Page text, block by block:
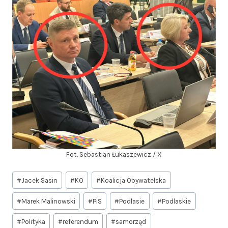
Fot. Sebastian Łukaszewicz / X
Tagi
wpisu:
#Jacek Sasin #KO #Koalicja Obywatelska
#Marek Malinowski #PiS #Podlasie #Podlaskie
#Polityka #referendum #samorząd